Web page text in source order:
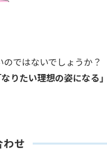
ではないでしょうか？
りたい理想の姿になる」
せ